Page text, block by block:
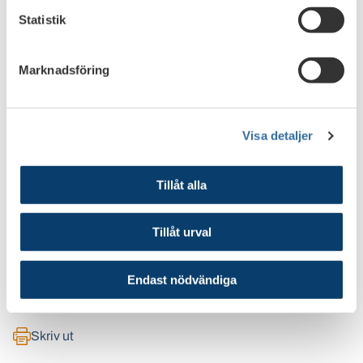
Statistik
Marknadsföring
Visa detaljer
Tillåt alla
Tillåt urval
Endast nödvändiga
Måste det svenska regelverket anpassas till Bankunionens
för att skapa jämlika konkurrensförhållanden?
- Det återstår att se vilka krav och regler som kommer att
ställas på Nordea inom Bankunionen, och i vilken
kan det bli nödvändigt att anpassa det svenska regelverket,
Bankfokus NR 3 • OKTOBER 2 0 1 7
Skriv ut